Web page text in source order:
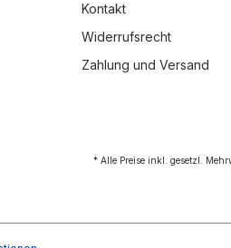
Kontakt
Widerrufsrecht
Zahlung und Versand
* Alle Preise inkl. gesetzl.